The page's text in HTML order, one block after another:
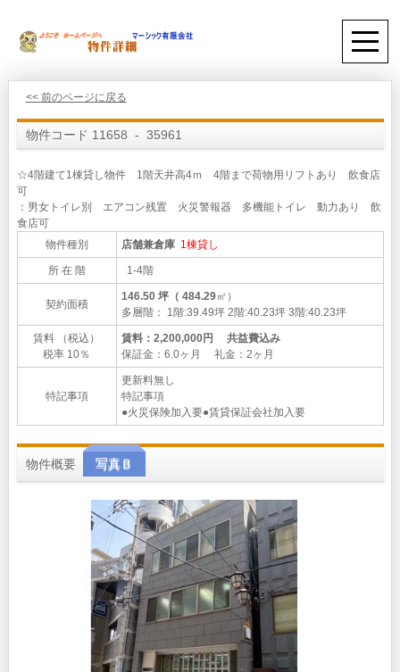
<< 前のページに戻る
物件コード 11658 - 35961
☆4階建て1棟貸し物件 1階天井高4ｍ 4階まで荷物用リフトあり 飲食店
可
：男女トイレ別 エアコン残置 火災警報器 多機能トイレ 動力あり 飲
食店可
物件種別
店舗兼倉庫 1棟貸し
所 在 階 1-4階
契約面積
146.50 坪（ 484.29㎡）
多層階： 1階:39.49坪 2階:40.23坪 3階:40.23坪
賃料 （税込）
税率 10％
賃料：2,200,000円 共益費込み
保証金：6.0ヶ月 礼金：2ヶ月
特記事項
更新料無し
特記事項
●火災保険加入要●賃貸保証会社加入要
物件概要 写真Ｂ